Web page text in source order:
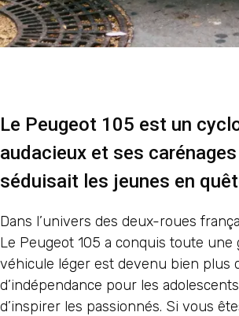
Le Peugeot 105 est un
audacieux et ses
séduisait les jeunes en
Dans l’univers des deux-roues
Le Peugeot 105 a conquis toute
véhicule léger est devenu bien plus
d’indépendance pour les
d’inspirer les passionnés. Si vous